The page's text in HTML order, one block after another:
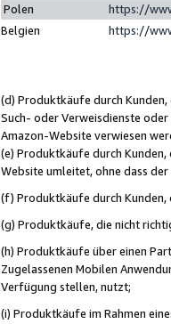
Polen
https://
Belgien
https://
(d) Produktkäufe durch
Such- oder Verweisdienste oder
Amazon-Website verwiesen
(e) Produktkäufe durch
Website umleitet, ohne dass
(f) Produktkäufe durch Kunden,
(g) Produktkäufe, die nicht
(h) Produktkäufe über einen
Zugelassenen Mobilen
Verfügung stellen, nutzt;
(i) Produktkäufe im Rahmen